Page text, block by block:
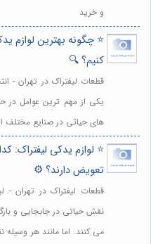
و خرید
⭐️ چگونه بهترین لوازم
کنیم؟ 🔍
قطعات لیفتراک در تهران -
یکی از مهم ترین عوامل در
های حیاتی در صنایع
⭐️ لوازم یدکی لیفتراک:
تعویض دارند؟ ⚙️
قطعات لیفتراک در تهران -
نقش حیاتی در جابجایی و
می کنند. اما مانند هر وسیله